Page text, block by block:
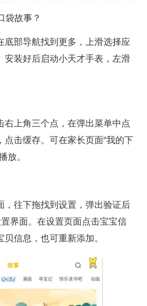
袋故事？
底部导航找到更多，上滑选择应
安装好后启动小天才手表，左滑
右上角三个点，在弹出菜单中点
击缓存。可在家长页面“我的下
放。
，往下拖找到设置，弹出验证后
界面。在设置页面点击宝宝信
信息，也可重新添加。